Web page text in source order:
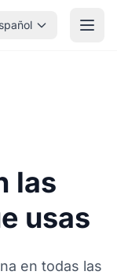
las
usas
en todas las